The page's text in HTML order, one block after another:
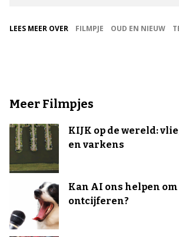
LEES MEER OVER FILMPJE OUD EN NIEUW
Meer Filmpjes
KIJK op de wereld:
en varkens
Kan AI ons helpen
ontcijferen?